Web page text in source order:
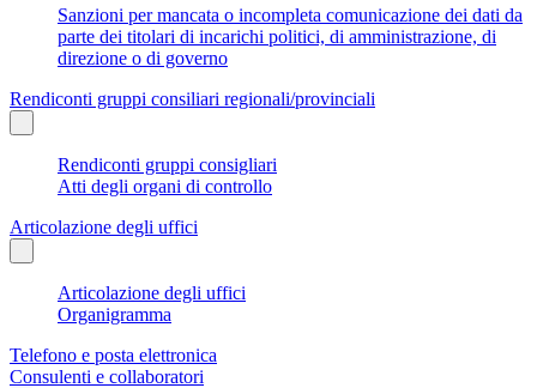
Sanzioni per mancata o incompleta comunicazione dei dati da
parte dei titolari di incarichi politici, di amministrazione, di
direzione o di governo
Rendiconti gruppi consiliari regionali/provinciali
Rendiconti gruppi consigliari
Atti degli organi di controllo
Articolazione degli uffici
Articolazione degli uffici
Organigramma
Telefono e posta elettronica
Consulenti e collaboratori